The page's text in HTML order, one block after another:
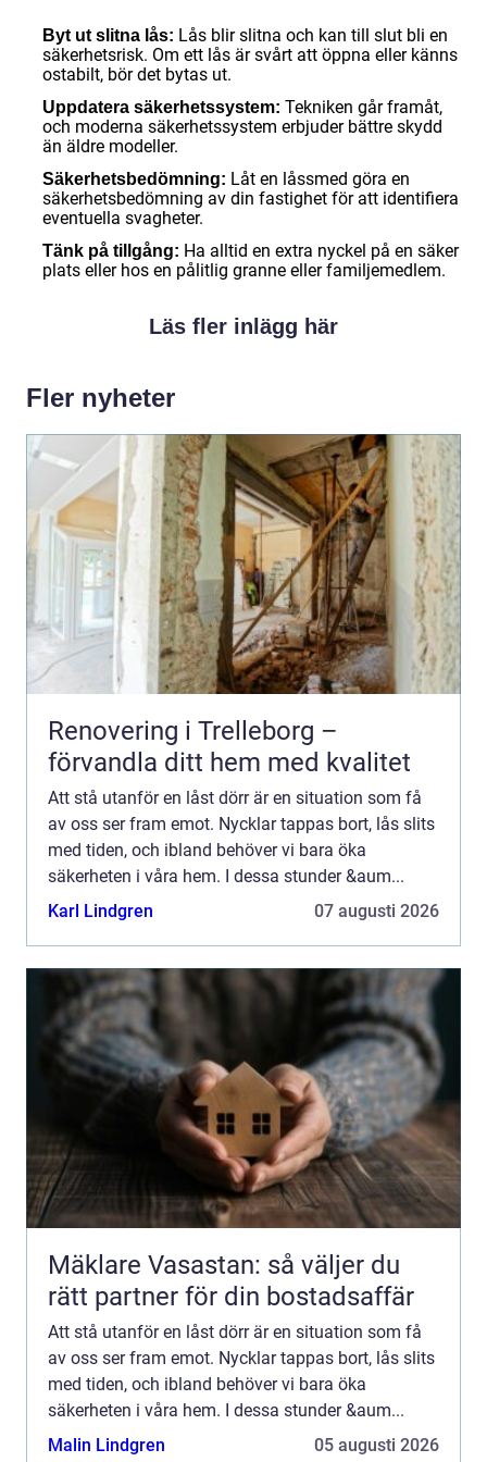
Byt ut slitna lås: Lås blir slitna och kan till slut bli en
säkerhetsrisk. Om ett lås är svårt att öppna eller känns
ostabilt, bör det bytas ut.
Uppdatera säkerhetssystem: Tekniken går framåt,
och moderna säkerhetssystem erbjuder bättre skydd
än äldre modeller.
Säkerhetsbedömning: Låt en låssmed göra en
säkerhetsbedömning av din fastighet för att identifiera
eventuella svagheter.
Tänk på tillgång: Ha alltid en extra nyckel på en säker
plats eller hos en pålitlig granne eller familjemedlem.
Läs fler inlägg här
Fler nyheter
Renovering i Trelleborg –
förvandla ditt hem med kvalitet
Att stå utanför en låst dörr är en situation som få
av oss ser fram emot. Nycklar tappas bort, lås slits
med tiden, och ibland behöver vi bara öka
säkerheten i våra hem. I dessa stunder &aum...
Karl Lindgren
07 augusti 2026
Mäklare Vasastan: så väljer du
rätt partner för din bostadsaffär
Att stå utanför en låst dörr är en situation som få
av oss ser fram emot. Nycklar tappas bort, lås slits
med tiden, och ibland behöver vi bara öka
säkerheten i våra hem. I dessa stunder &aum...
Malin Lindgren
05 augusti 2026